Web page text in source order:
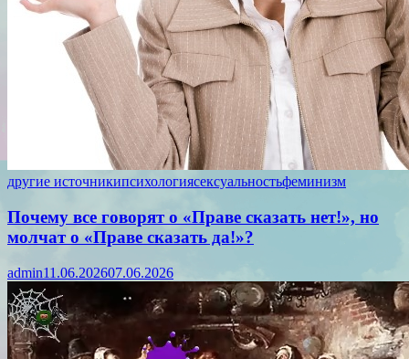
другие источникипсихологиясексуальностьфеминизм
Почему все говорят о «Праве сказать нет!», но
молчат о «Праве сказать да!»?
admin11.06.202607.06.2026